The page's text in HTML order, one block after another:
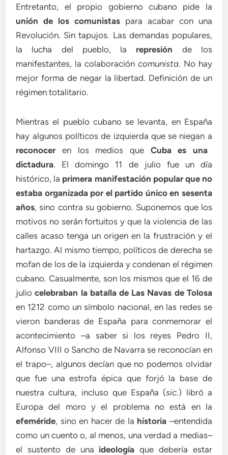
Entretanto, el propio gobierno cubano pide la
unión de los comunistas para acabar con una
Revolución. Sin tapujos. Las demandas populares,
la lucha del pueblo, la represión de los
manifestantes, la colaboración comunista. No hay
mejor forma de negar la libertad. Definición de un
régimen totalitario.
Mientras el pueblo cubano se levanta, en España
hay algunos políticos de izquierda que se niegan a
reconoceren los medios que Cuba es una
dictadura. El domingo 11 de julio fue un día
histórico, la primera manifestación popular que no
estaba organizada por el partido único en sesenta
años, sino contra sugobierno. Suponemos que los
motivos no serán fortuitos y que la violencia de las
calles acaso tenga un origen en la frustración y el
hartazgo. Al mismo tiempo, políticos de derecha se
mofan de los de la izquierda y condenan el régimen
cubano. Casualmente, son los mismos que el 16 de
juliocelebraban la batalla de Las Navas de Tolosa
en 1212 como un símbolo nacional, en las redes se
vieron banderas de España para conmemorar el
acontecimiento –a saber si los reyes Pedro II,
Alfonso VIII o Sancho de Navarra se reconocían en
el trapo–, algunos decían que no podemos olvidar
que fue una estrofa épica que forjó la base de
nuestra cultura, incluso que España (sic.) libró a
Europa del moro y el problema no está en la
efeméride, sino en hacer de la historia –entendida
como un cuento o, al menos, una verdad a medias–
el sustento de una ideología que debería estar